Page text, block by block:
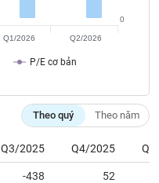
P/E cơ bản
0
Q1/2026 Q2/2026
Theo quý Theo năm
Q3/2025 Q4/2025
-438 52